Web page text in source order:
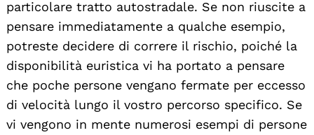
particolare tratto autostradale. Se non riuscite a
pensare immediatamente a qualche esempio,
potreste decidere di correre il rischio, poiché la
disponibilità euristica vi ha portato a pensare
che poche persone vengano fermate per eccesso
di velocità lungo il vostro percorso specifico. Se
vi vengono in mente numerosi esempi di persone